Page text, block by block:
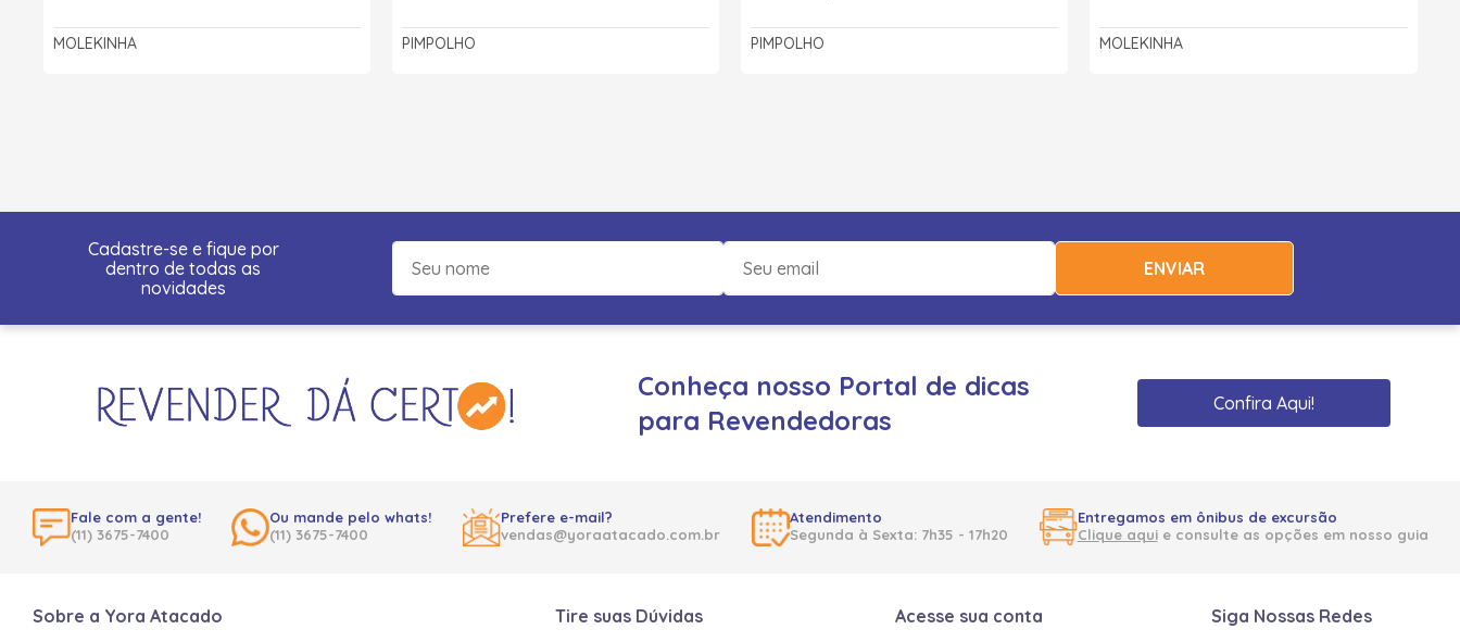
MOLEKINHA PIMPOLHO PIMPOLHO MOLEKINHA
Cadastre-se e fique por
dentro de todas as
novidades
ENVIAR
Conheça nosso Portal de dicas
para Revendedoras
Confira Aqui!
Fale com a gente!
(11) 3675-7400
Ou mande pelo whats!
(11) 3675-7400
Prefere e-mail?
vendas@yoraatacado.com.br
Atendimento
Segunda à Sexta: 7h35 - 17h20
Entregamos em ônibus de excursão
Clique aquie consulte as opções em nosso guia
Sobre a Yora Atacado Tire suas Dúvidas Acesse sua conta Siga Nossas Redes